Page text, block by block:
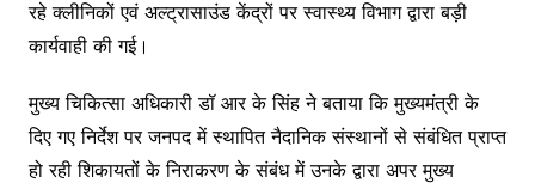
रहे क्लीनिकों एवं अल्ट्रासाउंड केंद्रों पर स्वास्थ्य विभाग द्वारा बड़ी
कार्यवाही की गई।
मुख्य चिकित्सा अधिकारी डॉ आर के सिंह ने बताया कि मुख्यमंत्री के
दिए गए निर्देश पर जनपद में स्थापित नैदानिक संस्थानों से संबंधित प्राप्त
हो रही शिकायतों के निराकरण के संबंध में उनके द्वारा अपर मुख्य